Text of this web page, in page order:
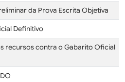
da Prova Escrita Objetiva
Definitivo
recursos contra o Gabarito Oficial